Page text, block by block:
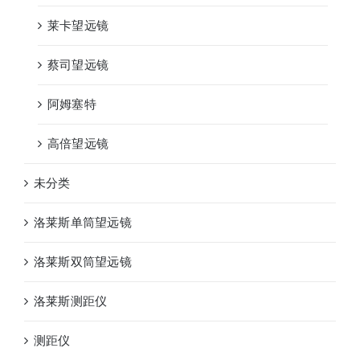
莱卡望远镜
蔡司望远镜
阿姆塞特
高倍望远镜
未分类
洛莱斯单筒望远镜
洛莱斯双筒望远镜
洛莱斯测距仪
测距仪